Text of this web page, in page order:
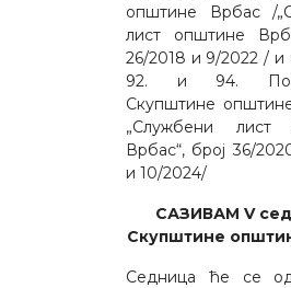
општине Врбас /
лист општине
26/2018 и 9/2022 / и
92. и 94.
Скупштине
„Службени лист
Врбас“, број 36/
и 10/2024/
САЗИВАМ V
Скупштине
Седница ће се